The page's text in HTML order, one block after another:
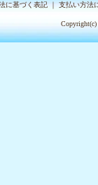
に基づく表記｜支払い方法